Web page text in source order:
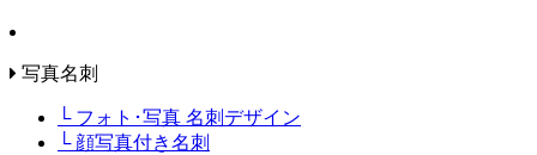
写真名刺
└ フォト･写真 名刺デザイン
└ 顔写真付き名刺